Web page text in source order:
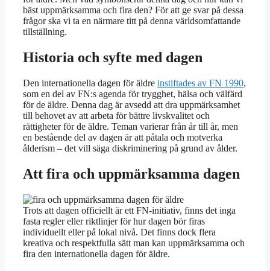
bäst uppmärksamma och fira den? För att ge svar på dessa
frågor ska vi ta en närmare titt på denna världsomfattande
tillställning.
Historia och syfte med dagen
Den internationella dagen för äldre instiftades av FN 1990,
som en del av FN:s agenda för trygghet, hälsa och välfärd
för de äldre. Denna dag är avsedd att dra uppmärksamhet
till behovet av att arbeta för bättre livskvalitet och
rättigheter för de äldre. Teman varierar från år till år, men
en bestående del av dagen är att påtala och motverka
ålderism – det vill säga diskriminering på grund av ålder.
Att fira och uppmärksamma dagen
Trots att dagen officiellt är ett FN-initiativ, finns det inga
fasta regler eller riktlinjer för hur dagen bör firas
individuellt eller på lokal nivå. Det finns dock flera
kreativa och respektfulla sätt man kan uppmärksamma och
fira den internationella dagen för äldre.